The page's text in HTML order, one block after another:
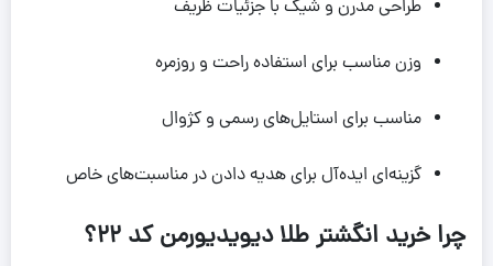
طراحی مدرن و شیک با جزئیات ظریف
وزن مناسب برای استفاده راحت و روزمره
مناسب برای استایل‌های رسمی و کژوال
گزینه‌ای ایده‌آل برای هدیه دادن در مناسبت‌های خاص
چرا خرید انگشتر طلا دیویدیورمن کد 22؟